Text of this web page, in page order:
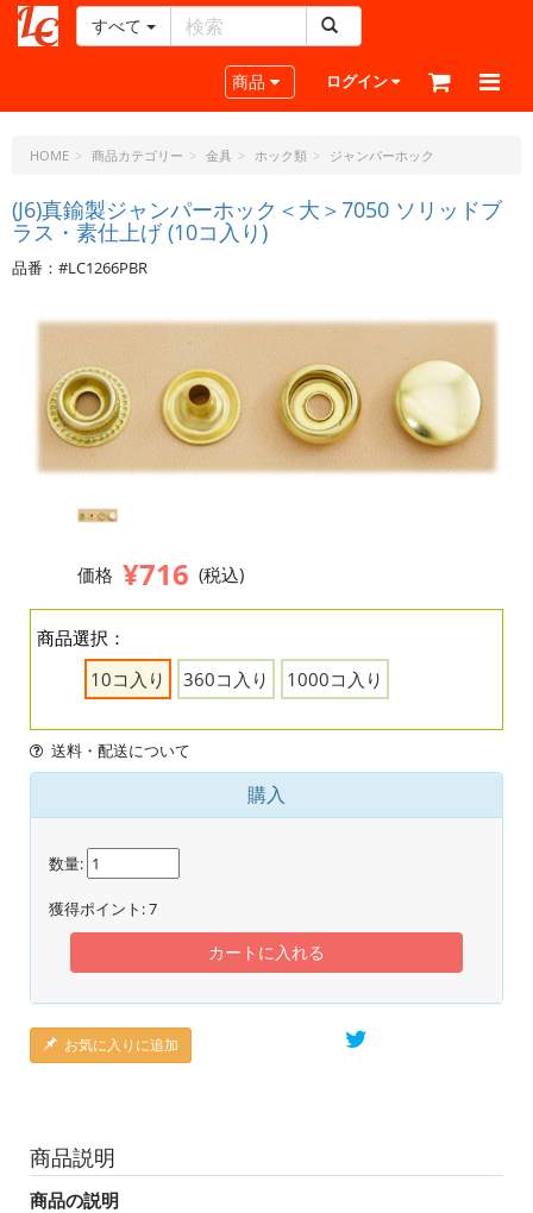
ー
ラ
ト・
ド
ッ
ト・
ェ
すべて
Toggle navigation
商品 ログイン
HOME 商品カテゴリー 金具 ホック類 ジャンパーホック
(J6)真鍮製ジャンパーホック＜大＞7050 ソリッドブ
ラス・素仕上げ (10コ入り)
品番：#LC1266PBR
価格 ¥716 (税込)
商品選択：
10コ入り
360コ入り 1000コ入り
送料・配送について
購入
数量:
獲得ポイント:7
カートに入れる
お気に入りに追加
商品説明
商品の説明